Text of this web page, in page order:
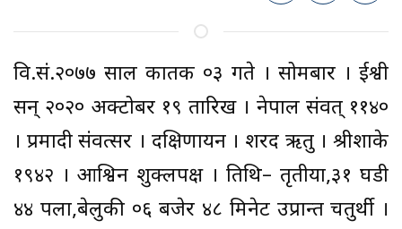
वि.सं.२०७७ साल कार्तिक ०३ गते । सोमबार । ईश्वी
सन् २०२० अक्टोबर १९ तारिख । नेपाल संवत् ११४०
। प्रमादी संवत्सर । दक्षिणायन । शरद ऋतु । श्रीशाके
१९४२ । आश्विन शुक्लपक्ष । तिथि– तृतीया,३१ घडी
४४ पला,बेलुकी ०६ बजेर ४८ मिनेट उप्रान्त चतुर्थी ।